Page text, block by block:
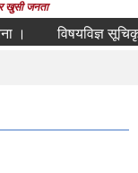
खुसी जनता
विषयविज्ञ